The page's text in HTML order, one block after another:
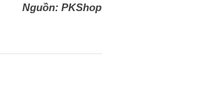
Nguồn: PKShop